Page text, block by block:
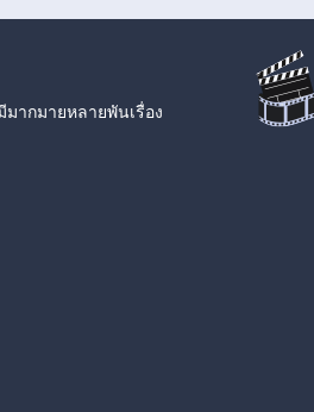
ากมายหลายพันเรื่อง